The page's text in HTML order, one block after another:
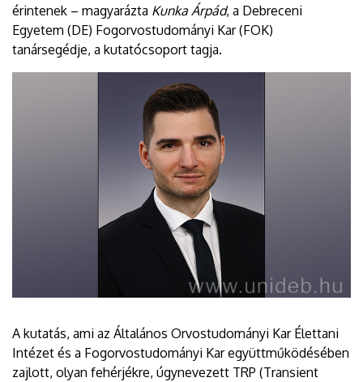
érintenek – magyarázta Kunka Árpád, a Debreceni
Egyetem (DE) Fogorvostudományi Kar (FOK)
tanársegédje, a kutatócsoport tagja.
A kutatás, ami az Általános Orvostudományi Kar Élettani
Intézet és a Fogorvostudományi Kar együttműködésében
zajlott, olyan fehérjékre, úgynevezett TRP (Transient